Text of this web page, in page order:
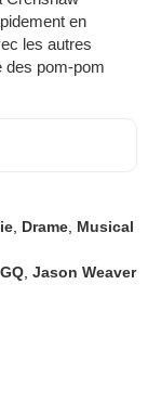
en
les autres
des pom-pom
Drame Musical
,GQ ,Jason Weaver